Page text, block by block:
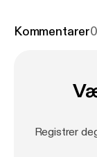
spotify.com/
Kommentarer0
Registrer